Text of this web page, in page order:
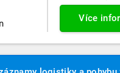
Více